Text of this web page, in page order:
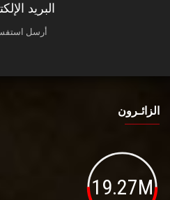
البريد
أرسل
الزائـرون
19.27M